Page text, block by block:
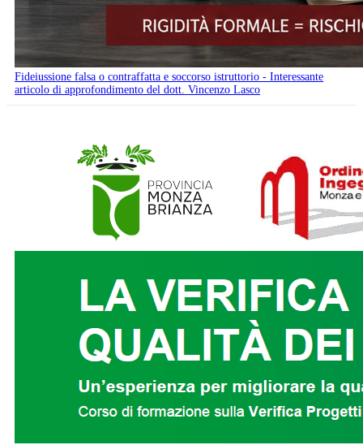
Fideiussione falsa o contraffatta e soccorso istruttorio - Interessante
articolo di approfondimento del dott. Vincenzo Lasco